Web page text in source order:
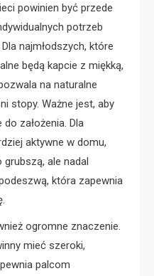
powinien być przede
potrzeb
najmłodszych, które
będą kapcie z miękką,
na naturalne
stopy. Ważne jest, aby
do założenia. Dla
aktywne w domu,
ale nadal
która zapewnia
ogromne znaczenie.
mieć szeroki,
palcom